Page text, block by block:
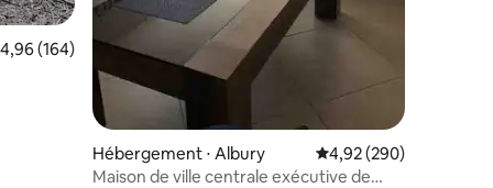
moyenne sur la base de 164 commentaires : 4,96 sur 5
4,96 (164)
Hébergement ⋅ Albury Évaluation moyenne
4,92 (290)
Maison de ville centrale exécutive de